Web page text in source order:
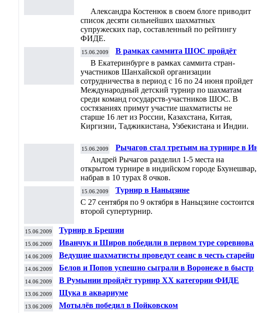
Александра Костенюк в своем блоге приводит
список десяти сильнейших шахматных
супружеских пар, составленный по рейтингу
ФИДЕ.
15.06.2009
В рамках саммита ШОС пройдёт
международный детский турнир
В Екатеринбурге в рамках саммита стран-
участников Шанхайской организации
сотрудничества в период с 16 по 24 июня пройдет
Международный детский турнир по шахматам
среди команд государств-участников ШОС. В
состязаниях примут участие шахматисты не
старше 16 лет из России, Казахстана, Китая,
Киргизии, Таджикистана, Узбекистана и Индии.
15.06.2009
Рычагов стал третьим на турнире в Индии
Андрей Рычагов разделил 1-5 места на
открытом турнире в индийском городе Бхунешвар,
набрав в 10 турах 8 очков.
15.06.2009
Турнир в Наньцзине
С 27 сентября по 9 октября в Наньцзине состоится
второй супертурнир.
15.06.2009 Турнир в Брешии
15.06.2009
Иванчук и Широв победили в первом туре соревнований в
Румынии
14.06.2009
Ведущие шахматисты проведут сеанс в честь старейшего
клуба Европы
14.06.2009
Белов и Попов успешно сыграли в Воронеже в быстрые
шахматы
14.06.2009 В Румынии пройдёт турнир ХХ категории ФИДЕ
13.06.2009 Щука в аквариуме
13.06.2009 Мотылёв победил в Пойковском